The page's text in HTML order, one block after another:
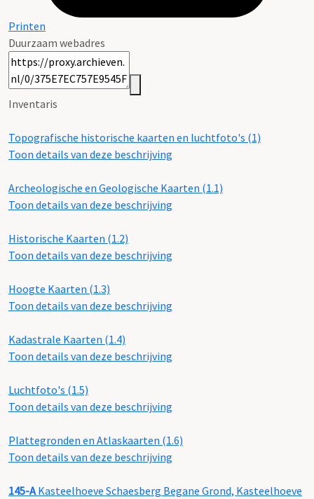
Printen
Duurzaam webadres
Inventaris
Topografische historische kaarten en luchtfoto's (1)
Toon details van deze beschrijving
Archeologische en Geologische Kaarten (1.1)
Toon details van deze beschrijving
Historische Kaarten (1.2)
Toon details van deze beschrijving
Hoogte Kaarten (1.3)
Toon details van deze beschrijving
Kadastrale Kaarten (1.4)
Toon details van deze beschrijving
Luchtfoto's (1.5)
Toon details van deze beschrijving
Plattegronden en Atlaskaarten (1.6)
Toon details van deze beschrijving
145-AKasteelhoeve Schaesberg Begane Grond, Kasteelhoeve